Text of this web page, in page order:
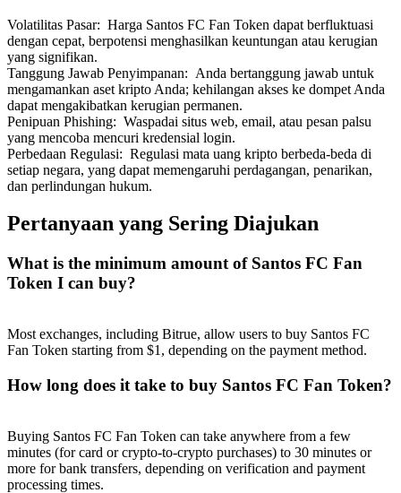
Volatilitas Pasar: Harga Santos FC Fan Token dapat berfluktuasi
dengan cepat, berpotensi menghasilkan keuntungan atau kerugian
yang signifikan.
Tanggung Jawab Penyimpanan: Anda bertanggung jawab untuk
mengamankan aset kripto Anda; kehilangan akses ke dompet Anda
dapat mengakibatkan kerugian permanen.
Penipuan Phishing: Waspadai situs web, email, atau pesan palsu
yang mencoba mencuri kredensial login.
Perbedaan Regulasi: Regulasi mata uang kripto berbeda-beda di
setiap negara, yang dapat memengaruhi perdagangan, penarikan,
dan perlindungan hukum.
Pertanyaan yang Sering Diajukan
What is the minimum amount of Santos FC Fan
Token I can buy?
Most exchanges, including Bitrue, allow users to buy Santos FC
Fan Token starting from $1, depending on the payment method.
How long does it take to buy Santos FC Fan Token?
Buying Santos FC Fan Token can take anywhere from a few
minutes (for card or crypto-to-crypto purchases) to 30 minutes or
more for bank transfers, depending on verification and payment
processing times.